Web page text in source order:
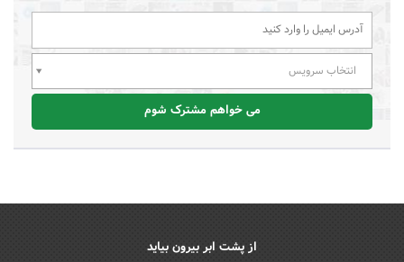
انتخاب سرویس
می خواهم مشترک شوم
از پشت ابر بیرون بیاید